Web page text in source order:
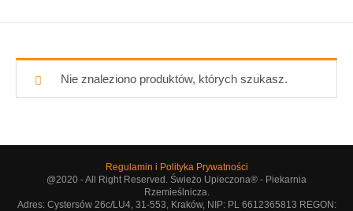
Nie znaleziono produktów, których szukasz.
Regulamin i Polityka Prywatności
@2020 - All Right Reserved. Świeżo Upieczona® - Piekarnia
Rzemieślnicza.
Adres: Cystersów 26c/LU4, 31-553, Kraków, NIP: PL 6612365813 REGON: